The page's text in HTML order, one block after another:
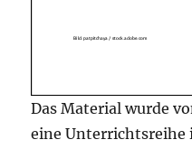
Das Material wurde
eine Unterrichtsreihe